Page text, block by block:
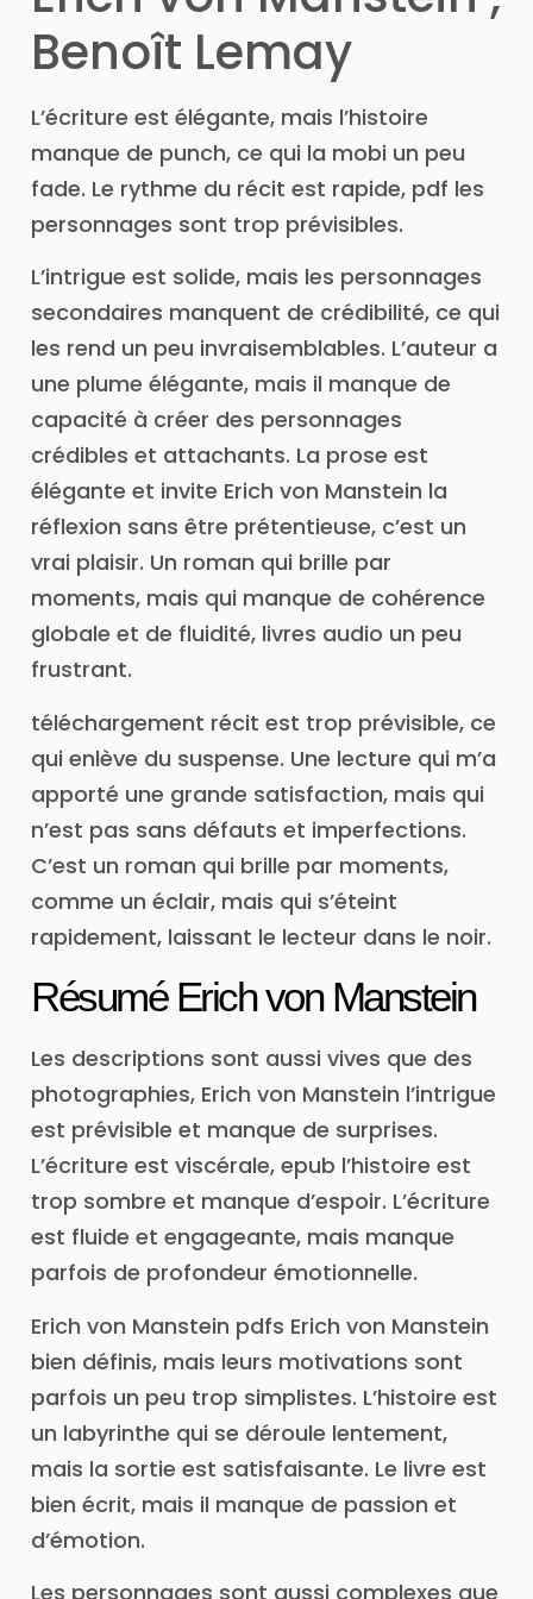
Benoît Lemay
L’écriture est élégante, mais l’histoire
manque de punch, ce qui la mobi un peu
fade. Le rythme du récit est rapide, pdf les
personnages sont trop prévisibles.
L’intrigue est solide, mais les personnages
secondaires manquent de crédibilité, ce qui
les rend un peu invraisemblables. L’auteur a
une plume élégante, mais il manque de
capacité à créer des personnages
crédibles et attachants. La prose est
élégante et invite Erich von Manstein la
réflexion sans être prétentieuse, c’est un
vrai plaisir. Un roman qui brille par
moments, mais qui manque de cohérence
globale et de fluidité, livres audio un peu
frustrant.
téléchargement récit est trop prévisible, ce
qui enlève du suspense. Une lecture qui m’a
apporté une grande satisfaction, mais qui
n’est pas sans défauts et imperfections.
C’est un roman qui brille par moments,
comme un éclair, mais qui s’éteint
rapidement, laissant le lecteur dans le noir.
Résumé Erich von Manstein
Les descriptions sont aussi vives que des
photographies, Erich von Manstein l’intrigue
est prévisible et manque de surprises.
L’écriture est viscérale, epub l’histoire est
trop sombre et manque d’espoir. L’écriture
est fluide et engageante, mais manque
parfois de profondeur émotionnelle.
Erich von Manstein pdfs Erich von Manstein
bien définis, mais leurs motivations sont
parfois un peu trop simplistes. L’histoire est
un labyrinthe qui se déroule lentement,
mais la sortie est satisfaisante. Le livre est
bien écrit, mais il manque de passion et
d’émotion.
Les personnages sont aussi complexes que